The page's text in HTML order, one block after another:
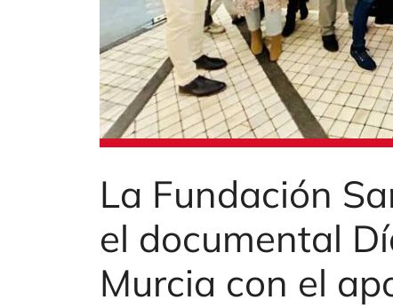
La Fundación
el documental
Murcia con el